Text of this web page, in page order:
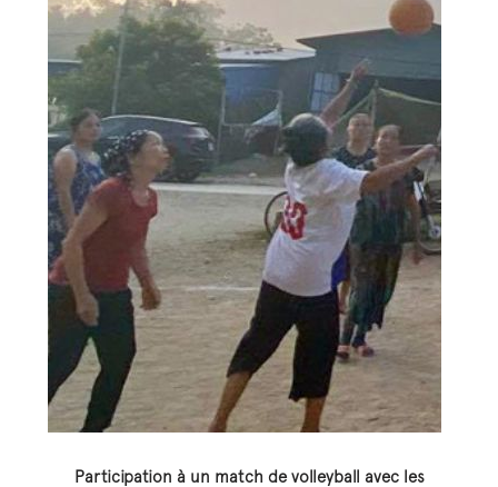
Participation à un match de volleyball avec les